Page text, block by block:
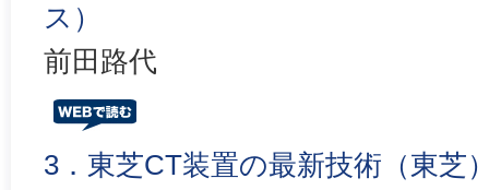
ス）
前田路代
3．東芝CT装置の最新技術（東芝